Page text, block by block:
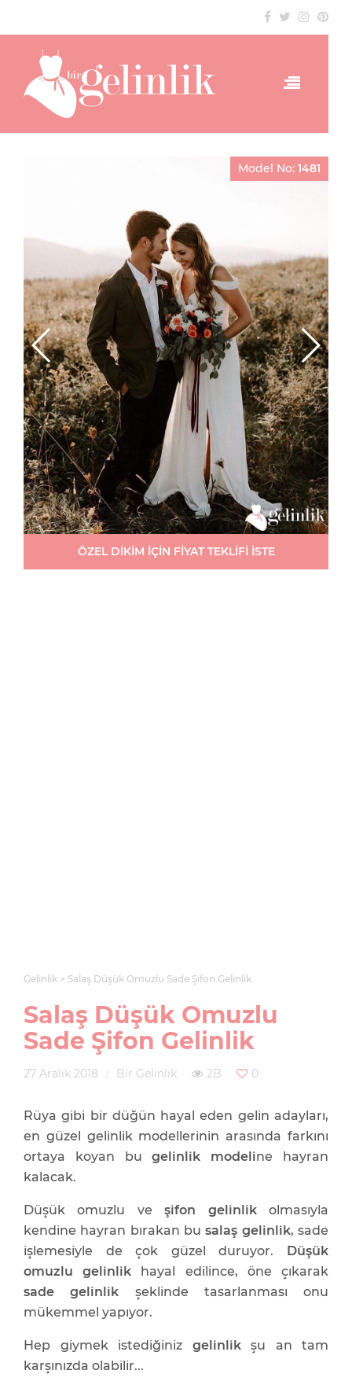
Model No: 1481
ÖZEL DİKİM İÇİN FİYAT TEKLİFİ İSTE
Gelinlik Salaş Düşük Omuzlu Sade Şifon Gelinlik
Salaş Düşük Omuzlu
Sade Şifon Gelinlik
27 Aralık 2018 Bir Gelinlik 2B 0
Rüya gibi bir düğün hayal eden gelin adayları,
en güzel gelinlik modellerinin arasında farkını
ortaya koyan bugelinlik modeline hayran
kalacak.
Düşük omuzlu veşifon gelinlikolmasıyla
kendine hayran bırakan busalaş gelinlik, sade
işlemesiyle de çok güzel duruyor. Düşük
omuzlu gelinlik hayal edilince, öne çıkarak
sade gelinlik şeklinde tasarlanması onu
mükemmel yapıyor.
Hep giymek istediğiniz gelinlikşu an tam
karşınızda olabilir...